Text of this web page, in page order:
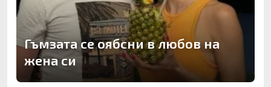
Гъмзата се оябсни в любов на
жена си